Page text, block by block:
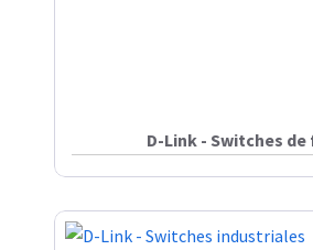
D-Link - Switches de